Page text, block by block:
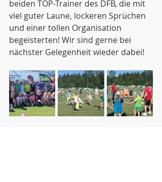
beiden TOP-Trainer des DFB, die mit
viel guter Laune, lockeren Sprüchen
und einer tollen Organisation
begeisterten! Wir sind gerne bei
nächster Gelegenheit wieder dabei!